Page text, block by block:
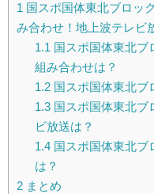
1 国スポ国体東北ブロッ
み合わせ！地上波テレビ
1.1 国スポ国体東北ブ
組み合わせは？
1.2国スポ国体東北ブ
1.3国スポ国体東北ブ
ビ放送は？
1.4国スポ国体東北ブ
は？
2 まとめ